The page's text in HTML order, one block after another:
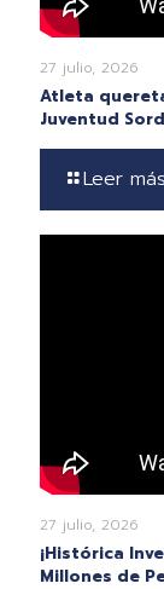
27 julio, 2026
Atleta
Juventud
Leer más
27 julio, 2026
¡Histórica
Millones de